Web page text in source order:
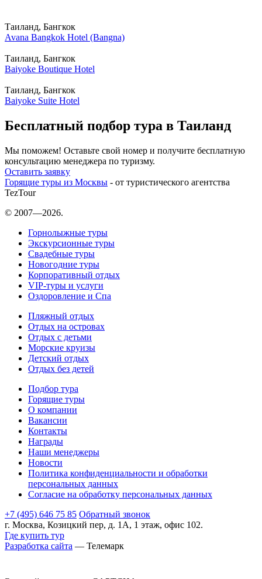
Таиланд, Бангкок
Avana Bangkok Hotel (Bangna)
Таиланд, Бангкок
Baiyoke Boutique Hotel
Таиланд, Бангкок
Baiyoke Suite Hotel
Бесплатный подбор тура в Таиланд
Мы поможем! Оставьте свой номер и получите бесплатную
консультацию менеджера по туризму.
Оставить заявку
Горящие туры из Москвы - от туристического агентства
TezTour
© 2007—2026.
Горнолыжные туры
Экскурсионные туры
Свадебные туры
Новогодние туры
Корпоративный отдых
VIP-туры и услуги
Оздоровление и Спа
Пляжный отдых
Отдых на островах
Отдых с детьми
Морские круизы
Детский отдых
Отдых без детей
Подбор тура
Горящие туры
О компании
Вакансии
Контакты
Награды
Наши менеджеры
Новости
Политика конфиденциальности и обработки
персональных данных
Согласие на обработку персональных данных
+7 (495) 646 75 85 Обратный звонок
г. Москва, Козицкий пер, д. 1А, 1 этаж, офис 102.
Где купить тур
Разработка сайта — Телемарк